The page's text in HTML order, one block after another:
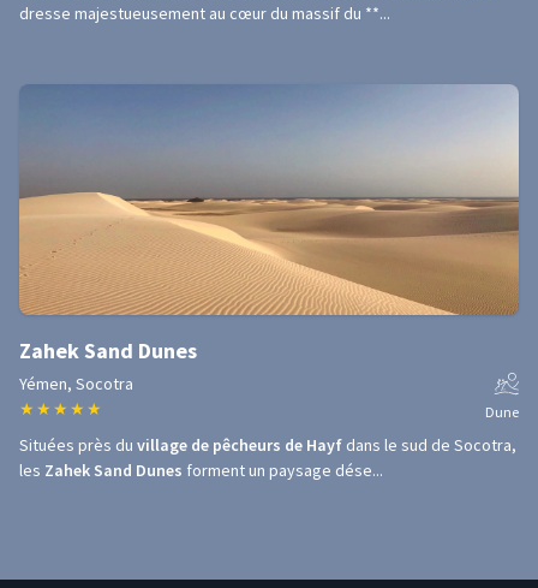
dresse majestueusement au cœur du massif du **...
Zahek Sand Dunes
Yémen, Socotra
★ ★ ★ ★ ★ Dune
Situées près du village de pêcheurs de Hayf dans le sud de Socotra,
les Zahek Sand Dunes forment un paysage dése...